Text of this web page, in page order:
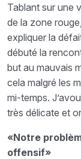
Tablant sur une
de la zone
expliquer la
débuté la
but au mauvais
cela malgré les
mi-temps.
très délicate et
«Notre
offensif»